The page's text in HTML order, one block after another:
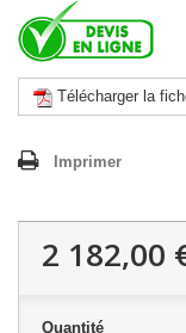
Télécharger la
Imprimer
2 182,00
Quantité